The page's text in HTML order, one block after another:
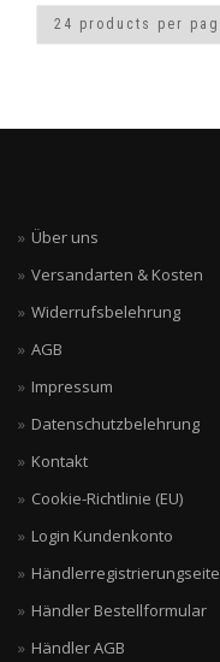
Über uns
Versandarten & Kosten
Widerrufsbelehrung
AGB
Impressum
Datenschutzbelehrung
Kontakt
Cookie-Richtlinie (EU)
Login Kundenkonto
Händlerregistrierungseite
Händler Bestellformular
Händler AGB